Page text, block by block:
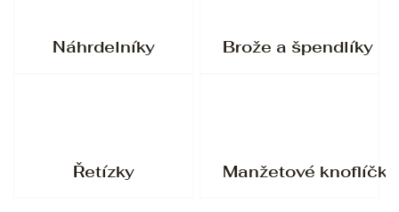
Náhrdelníky Brože a špendlíky
Řetízky Manžetové